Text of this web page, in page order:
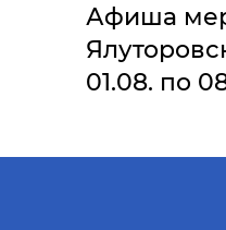
Афиша
01.08. по